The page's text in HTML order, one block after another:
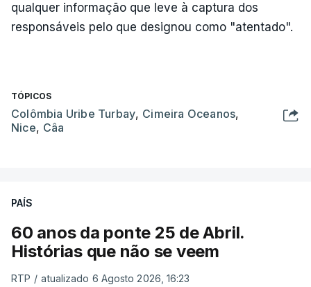
qualquer informação que leve à captura dos
responsáveis pelo que designou como "atentado".
TÓPICOS
Colômbia Uribe Turbay, Cimeira Oceanos,
Nice, Câa
PAÍS
60 anos da ponte 25 de Abril.
Histórias que não se veem
RTP / atualizado 6 Agosto 2026, 16:23